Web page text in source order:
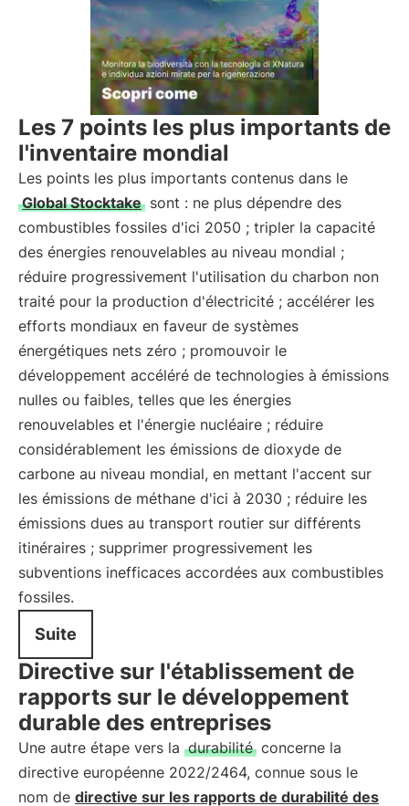
Les 7 points les plus importants de
l'inventaire mondial
Les points les plus importants contenus dans le
Global Stocktake sont : ne plus dépendre des
combustibles fossiles d'ici 2050 ; tripler la capacité
des énergies renouvelables au niveau mondial ;
réduire progressivement l'utilisation du charbon non
traité pour la production d'électricité ; accélérer les
efforts mondiaux en faveur de systèmes
énergétiques nets zéro ; promouvoir le
développement accéléré de technologies à émissions
nulles ou faibles, telles que les énergies
renouvelables et l'énergie nucléaire ; réduire
considérablement les émissions de dioxyde de
carbone au niveau mondial, en mettant l'accent sur
les émissions de méthane d'ici à 2030 ; réduire les
émissions dues au transport routier sur différents
itinéraires ; supprimer progressivement les
subventions inefficaces accordées aux combustibles
fossiles.
Suite
Directive sur l'établissement de
rapports sur le développement
durable des entreprises
Une autre étape vers la durabilité concerne la
directive européenne 2022/2464, connue sous le
nom de directive sur les rapports de durabilité des